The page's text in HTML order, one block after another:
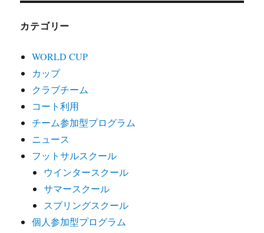
カテゴリー
WORLD CUP
カップ
クラブチーム
コート利用
チーム参加型プログラム
ニュース
フットサルスクール
ウインタースクール
サマースクール
スプリングスクール
個人参加型プログラム